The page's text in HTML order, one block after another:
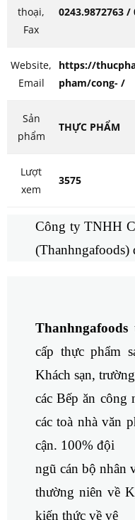
thoại,
Fax
0243.9872763 /
Website,
Email
https://
pham/cong- /
Sản
phẩm
THỰC PHẨM
Lượt
xem
3575
Công ty TNHH
(Thanhngafoods)
Thanhngafoods
cấp thực phẩm
Khách sạn,
các Bếp ăn công
các toà nhà văn
cận. 100% đội
ngũ cán bộ nhân
thường niên về
kiến thức về vệ